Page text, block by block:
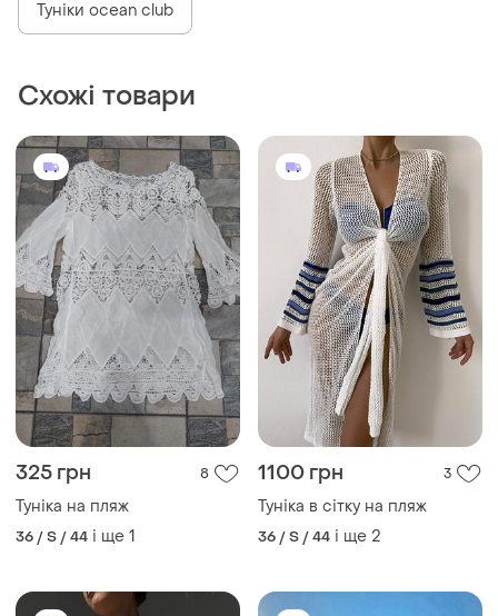
Туніки ocean club
Схожі товари
325 грн 8
Туніка на пляж
36 / S / 44 і ще 1
1100 грн 3
Туніка в сітку на пляж
36 / S / 44 і ще 2